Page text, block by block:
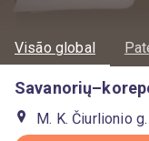
Visão global
M. K. Čiurlionio